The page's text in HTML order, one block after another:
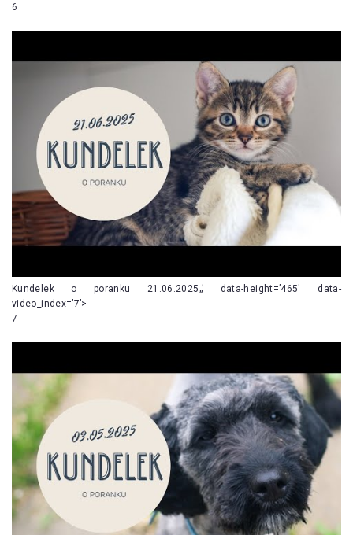
6
Kundelek o poranku 21.06.2025„’ data-height=’465′ data-
video_index=’7’>
7